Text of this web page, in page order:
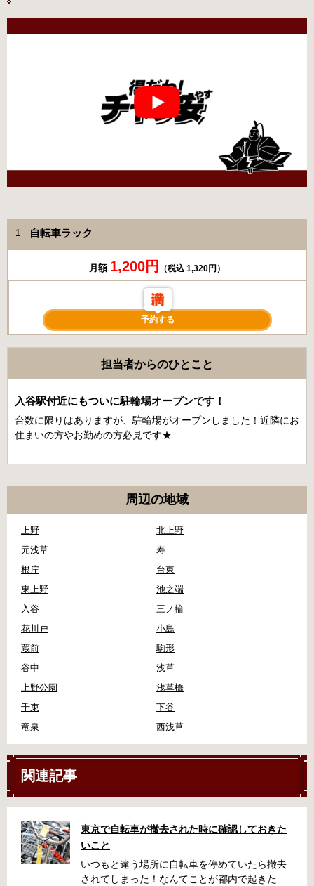
1 自転車ラック
月額 1,200円 （税込 1,320円）
予約する
担当者からのひとこと
入谷駅付近にもついに駐輪場オープンです！
台数に限りはありますが、駐輪場がオープンしました！近隣にお
住まいの方やお勤めの方必見です★
周辺の地域
上野
北上野
元浅草
寿
根岸
台東
東上野
池之端
入谷
三ノ輪
花川戸
小島
蔵前
駒形
谷中
浅草
上野公園
浅草橋
千束
下谷
竜泉
西浅草
関連記事
東京で自転車が撤去された時に確認しておきた
いこと
いつもと違う場所に自転車を停めていたら撤去
されてしまった！なんてことが都内で起きた